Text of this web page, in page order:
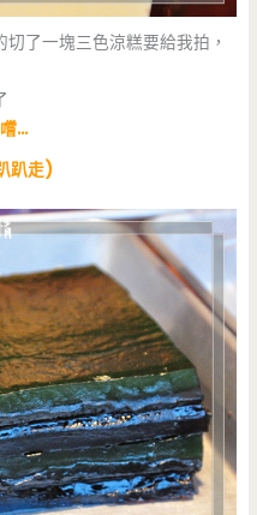
了一塊三色涼糕要給我拍，
…
)